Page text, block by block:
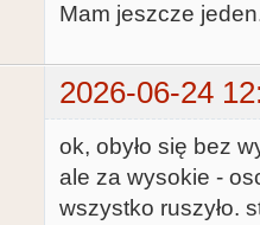
Mam jeszcze
2026-06-24
ok, obyło się bez
ale za wysokie -
wszystko ruszyło.